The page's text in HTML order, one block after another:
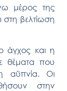
μέρος της
στη βελτίωση
άγχος και η
θέματα που
αϋπνία. Οι
στην